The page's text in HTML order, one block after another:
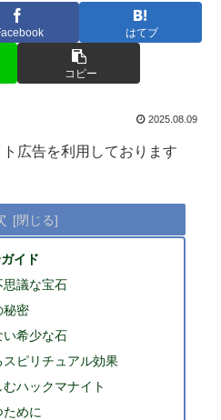
はてブ
コピー
2025.08.09
広告を利用しております
イド
議な宝石
秘密
希少な石
ピリチュアル効果
ハックマナイト
めに